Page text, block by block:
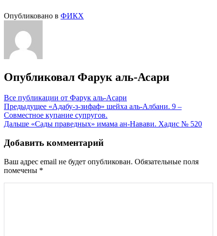
Опубликовано в ФИКХ
Опубликовал Фарук аль-Асари
Все публикации от Фарук аль-Асари
Навигация
по
Предыдущее «Адабу-з-зифаф» шейха аль-Албани. 9 –
Совместное купание супругов.
Дальше «Сады праведных» имама ан-Навави. Хадис № 520
Добавить комментарий
Ваш адрес email не будет опубликован. Обязательные поля
помечены *